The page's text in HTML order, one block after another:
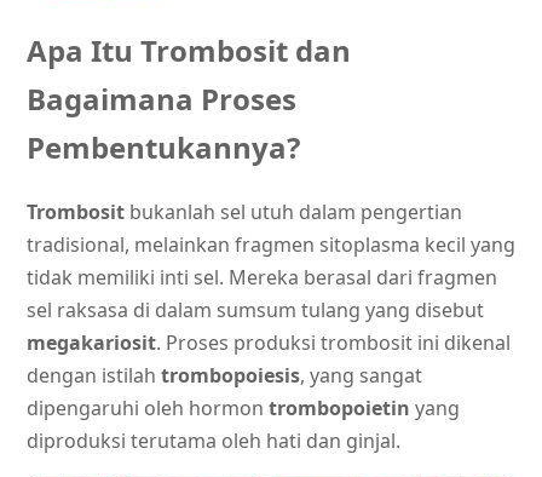
Apa Itu Trombosit dan
Bagaimana Proses
Pembentukannya?
Trombosit bukanlah sel utuh dalam pengertian
tradisional, melainkan fragmen sitoplasma kecil yang
tidak memiliki inti sel. Mereka berasal dari fragmen
sel raksasa di dalam sumsum tulang yang disebut
megakariosit. Proses produksi trombosit ini dikenal
dengan istilah trombopoiesis, yang sangat
dipengaruhi oleh hormon trombopoietin yang
diproduksi terutama oleh hati dan ginjal.